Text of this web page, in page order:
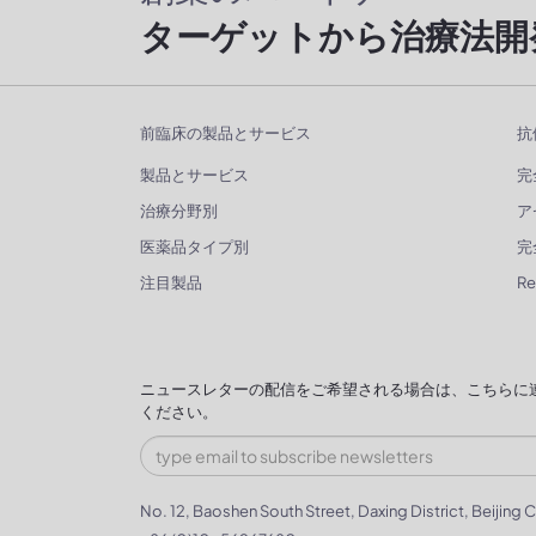
ターゲットから治療法
前臨床の製品とサービス
製品とサービス
治療分野別
医薬品タイプ別
注目製品
抗
ア
ニュースレターの配信をご希望される場合は、こちら
ください。
No. 12, Baoshen South Street, Daxing District, Beijing